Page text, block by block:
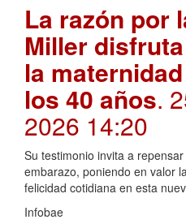
La razón por
Miller
la
los 40 años.
2026 14:20
Su testimonio invita a
embarazo, poniendo en valor
felicidad cotidiana en esta
Infobae